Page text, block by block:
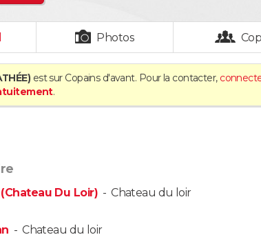
Photos
est sur Copains d'avant. Pour la contacter,
.
Du Loir)-Chateau du loir
-Chateau du loir